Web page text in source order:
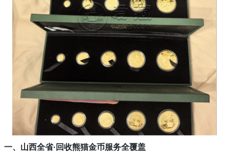
一、山西全省·回收熊猫金币服务全覆盖